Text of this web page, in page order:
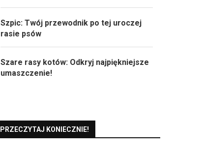
Szpic: Twój przewodnik po tej uroczej
rasie psów
Szare rasy kotów: Odkryj najpiękniejsze
umaszczenie!
PRZECZYTAJ KONIECZNIE!